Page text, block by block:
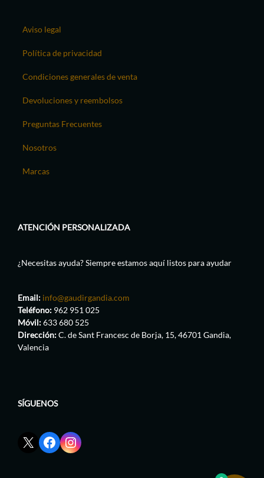
Aviso legal
Política de privacidad
Condiciones generales de venta
Devoluciones y reembolsos
Preguntas Frecuentes
Nosotros
Marcas
ATENCIÓN PERSONALIZADA
¿Necesitas ayuda? Siempre estamos aquí listos para ayudar
Email: info@gaudirgandia.com
Teléfono: 962 951 025
Móvil:633 680 525
Dirección:C. de Sant Francesc de Borja, 15, 46701 Gandia,
Valencia
SÍGUENOS
Enlace
red
Enlace
de
Enlace